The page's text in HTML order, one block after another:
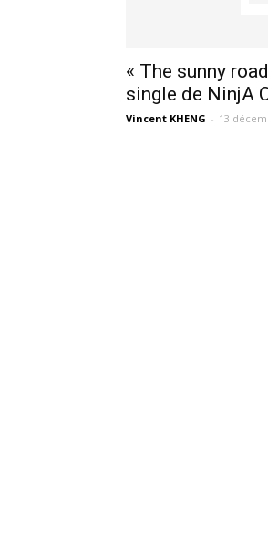
« The sunny
single de NinjA
Vincent KHENG - 13